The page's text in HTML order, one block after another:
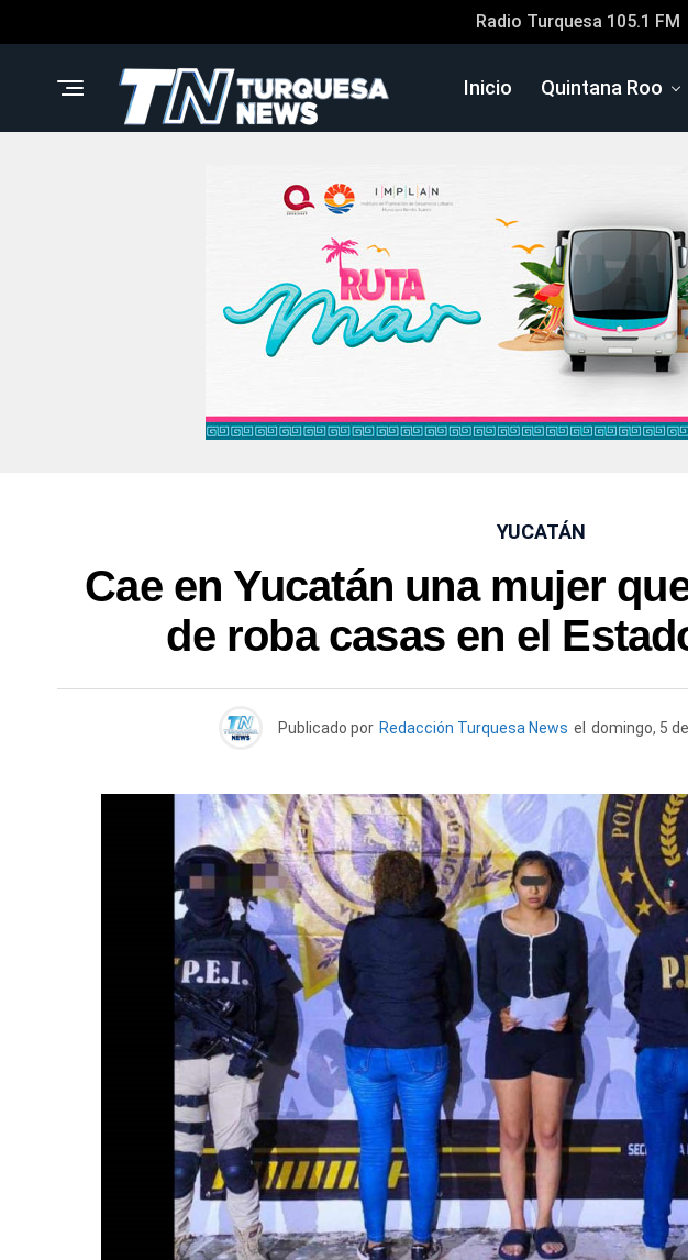
Radio Turquesa 105.1 FM
Inicio Quintana Roo
YUCATÁN
Cae en Yucatán una mujer
de roba casas en el
Publicado por Redacción Turquesa News el domingo, 5